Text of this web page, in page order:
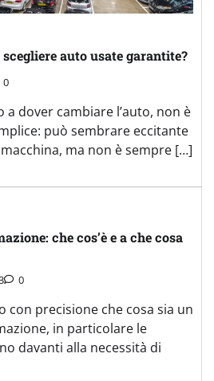
auto usate garantite?
0
dover cambiare l’auto, non è
può sembrare eccitante
ma non è sempre […]
che cos’è e a che cosa
0
con precisione che cosa sia un
in particolare le
davanti alla necessità di